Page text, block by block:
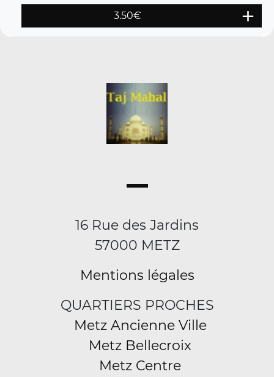
3.50€
16 Rue des Jardins
57000 METZ
Mentions légales
QUARTIERS PROCHES
Metz Ancienne Ville
Metz Bellecroix
Metz Centre